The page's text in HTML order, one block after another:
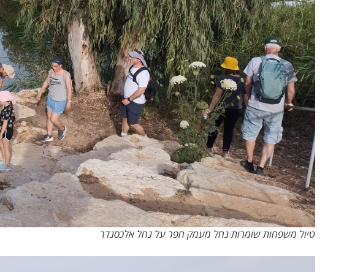
טיול משפחות שומרות נחל מעמק חפר על נחל אלכסנדר